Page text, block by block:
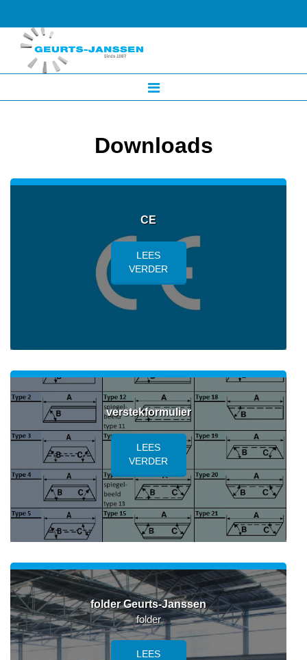
Downloads
CE
LEES
VERDER
verstekformulier
LEES
VERDER
folder Geurts-Janssen
folder
LEES